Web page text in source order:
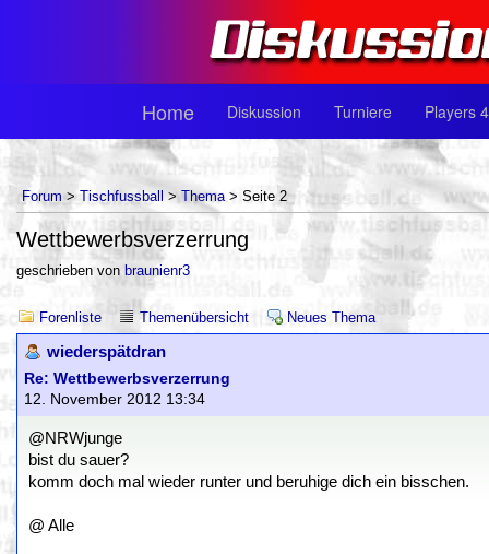
Home Diskussion Turniere Players
Forum > Tischfussball > Thema> Seite 2
Wettbewerbsverzerrung
geschrieben von braunienr3
Forenliste Themenübersicht Neues Thema
wiederspätdran
Re: Wettbewerbsverzerrung
12. November 2012 13:34
@NRWjunge
bist du sauer?
komm doch mal wieder runter und beruhige dich ein bisschen.
@ Alle